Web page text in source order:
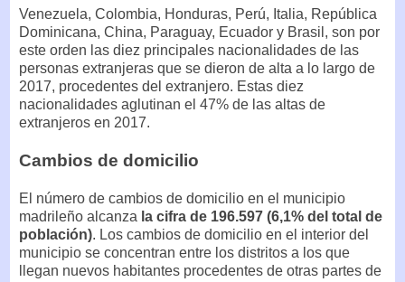
Venezuela, Colombia, Honduras, Perú, Italia, República
Dominicana, China, Paraguay, Ecuador y Brasil, son por
este orden las diez principales nacionalidades de las
personas extranjeras que se dieron de alta a lo largo de
2017, procedentes del extranjero. Estas diez
nacionalidades aglutinan el 47% de las altas de
extranjeros en 2017.
Cambios de domicilio
El número de cambios de domicilio en el municipio
madrileño alcanza la cifra de 196.597 (6,1% del total de
población). Los cambios de domicilio en el interior del
municipio se concentran entre los distritos a los que
llegan nuevos habitantes procedentes de otras partes de